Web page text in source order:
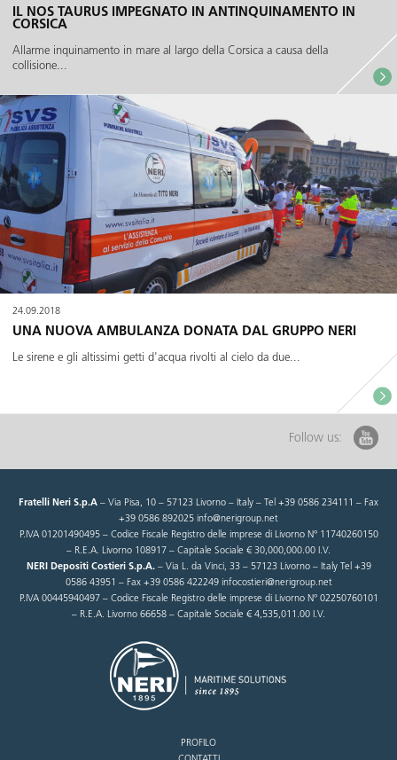
IL NOS TAURUS IMPEGNATO IN ANTINQUINAMENTO IN
CORSICA
Allarme inquinamento in mare al largo della Corsica a causa della
collisione...
24.09.2018
UNA NUOVA AMBULANZA DONATA DAL GRUPPO NERI
Le sirene e gli altissimi getti d'acqua rivolti al cielo da due...
Follow us:
Fratelli Neri S.p.A – Via Pisa, 10 – 57123 Livorno – Italy – Tel +39 0586 234111 – Fax
+39 0586 892025 info@nerigroup.net
P.IVA 01201490495 – Codice Fiscale Registro delle imprese di Livorno N° 11740260150
– R.E.A. Livorno 108917 – Capitale Sociale € 30,000,000.00 I.V.
NERI Depositi Costieri S.p.A.– Via L. da Vinci, 33 – 57123 Livorno – Italy Tel +39
0586 43951 – Fax +39 0586 422249 infocostieri@nerigroup.net
P.IVA 00445940497 – Codice Fiscale Registro delle imprese di Livorno N° 02250760101
– R.E.A. Livorno 66658 – Capitale Sociale € 4,535,011.00 I.V.
PROFILO